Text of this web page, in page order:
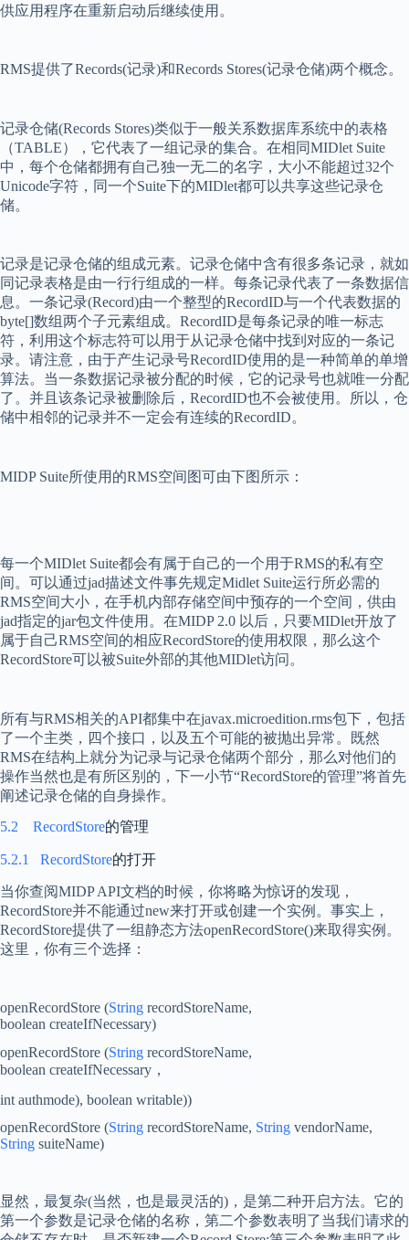
供应用程序在重新启动后继续使用。
RMS提供了Records(记录)和Records Stores(记录仓储)两个概念。
记录仓储(Records Stores)类似于一般关系数据库系统中的表格
（TABLE），它代表了一组记录的集合。在相同MIDlet Suite
中，每个仓储都拥有自己独一无二的名字，大小不能超过32个
Unicode字符，同一个Suite下的MIDlet都可以共享这些记录仓
储。
记录是记录仓储的组成元素。记录仓储中含有很多条记录，就如
同记录表格是由一行行组成的一样。每条记录代表了一条数据信
息。一条记录(Record)由一个整型的RecordID与一个代表数据的
byte[]数组两个子元素组成。 RecordID是每条记录的唯一标志
符，利用这个标志符可以用于从记录仓储中找到对应的一条记
录。请注意，由于产生记录号RecordID使用的是一种简单的单增
算法。当一条数据记录被分配的时候，它的记录号也就唯一分配
了。并且该条记录被删除后， RecordID也不会被使用。所以，仓
储中相邻的记录并不一定会有连续的RecordID。
MIDP Suite所使用的RMS空间图可由下图所示：
每一个MIDlet Suite都会有属于自己的一个用于RMS的私有空
间。可以通过jad描述文件事先规定Midlet Suite运行所必需的
RMS空间大小，在手机内部存储空间中预存的一个空间，供由
jad指定的jar包文件使用。在MIDP 2.0 以后，只要MIDlet开放了
属于自己RMS空间的相应RecordStore的使用权限，那么这个
RecordStore可以被Suite外部的其他MIDlet访问。
所有与RMS相关的API都集中在javax.microedition.rms包下，包括
了一个主类，四个接口，以及五个可能的被抛出异常。既然
RMS在结构上就分为记录与记录仓储两个部分，那么对他们的
操作当然也是有所区别的，下一小节“RecordStore的管理”将首先
阐述记录仓储的自身操作。
5.2
RecordStore的管理
5.2.1 RecordStore的打开
当你查阅MIDP API文档的时候，你将略为惊讶的发现，
RecordStore并不能通过new来打开或创建一个实例。事实上，
RecordStore提供了一组静态方法openRecordStore()来取得实例。
这里，你有三个选择：
openRecordStore (String recordStoreName,
boolean createIfNecessary)
openRecordStore (String recordStoreName,
boolean createIfNecessary ，
int authmode), boolean writable))
openRecordStore (String recordStoreName, String vendorName,
String suiteName)
显然，最复杂(当然，也是最灵活的) ，是第二种开启方法。它的
第一个参数是记录仓储的名称，第二个参数表明了当我们请求的